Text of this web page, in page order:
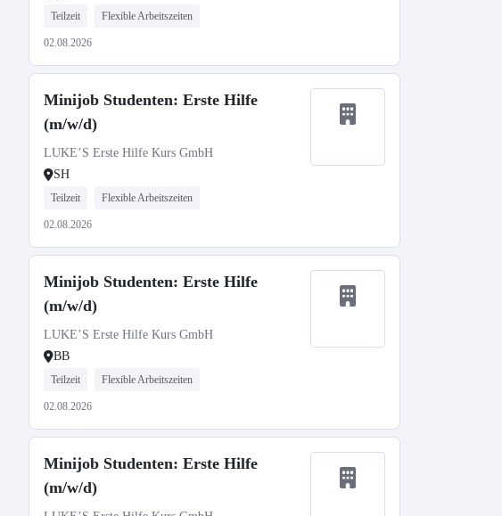
Teilzeit Flexible Arbeitszeiten
02.08.2026
Minijob Studenten: Erste Hilfe
(m/w/d)
LUKE’S Erste Hilfe Kurs GmbH
SH
Teilzeit Flexible Arbeitszeiten
02.08.2026
Minijob Studenten: Erste Hilfe
(m/w/d)
LUKE’S Erste Hilfe Kurs GmbH
BB
Teilzeit Flexible Arbeitszeiten
02.08.2026
Minijob Studenten: Erste Hilfe
(m/w/d)